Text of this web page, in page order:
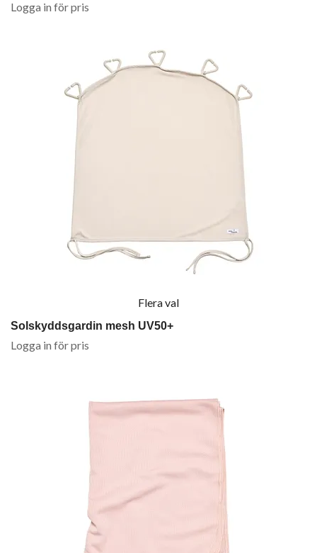
Logga in för pris
Flera val
Solskyddsgardin mesh UV50+
Logga in för pris